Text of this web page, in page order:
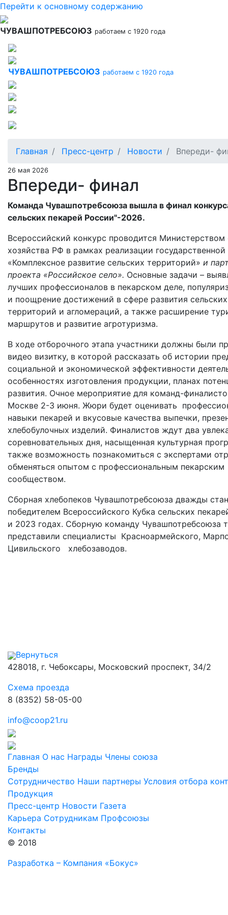
Перейти к основному содержанию
ЧУВАШПОТРЕБСОЮЗ работаем с 1920 года
ЧУВАШПОТРЕБСОЮЗ работаем с 1920 года
Главная Пресс-центр Новости Впереди-
26 мая 2026
Впереди- финал
Команда Чувашпотребсоюза вышла в финал
сельских пекарей России"-2026.
Всероссийский конкурс проводится Министерством
хозяйства РФ в рамках реализации
«Комплексное развитие сельских территорий» и
проекта «Российское село». Основные задачи –
лучших профессионалов в пекарском деле,
и поощрение достижений в сфере развития сельских
территорий и агломераций, а также расширение
маршрутов и развитие агротуризма.
В ходе отборочного этапа участники должны были
видео визитку, в которой рассказать об истории
социальной и экономической эффективности
особенностях изготовления продукции, планах
развития. Очное мероприятие для команд-
Москве 2-3 июня. Жюри будет оценивать
навыки пекарей и вкусовые качества выпечки,
хлебобулочных изделий. Финалистов ждут два
соревновательных дня, насыщенная культурная
также возможность познакомиться с экспертами
обменяться опытом с профессиональным пекарским
сообществом.
Сборная хлебопеков Чувашпотребсоюза дважды
победителем Всероссийского Кубка сельских
и 2023 годах. Сборную команду Чувашпотребсоюза
представили специалисты Красноармейского,
Цивильского хлебозаводов.
Вернуться
428018, г. Чебоксары, Московский проспект, 34/2
Схема проезда
8 (8352) 58-05-00
info@coop21.ru
Главная О нас Награды Члены союза
Бренды
Сотрудничество Наши партнеры Условия отбора
Продукция
Пресс-центр Новости Газета
Карьера Сотрудникам Профсоюзы
Контакты
© 2018
Разработка – Компания «Бокус»